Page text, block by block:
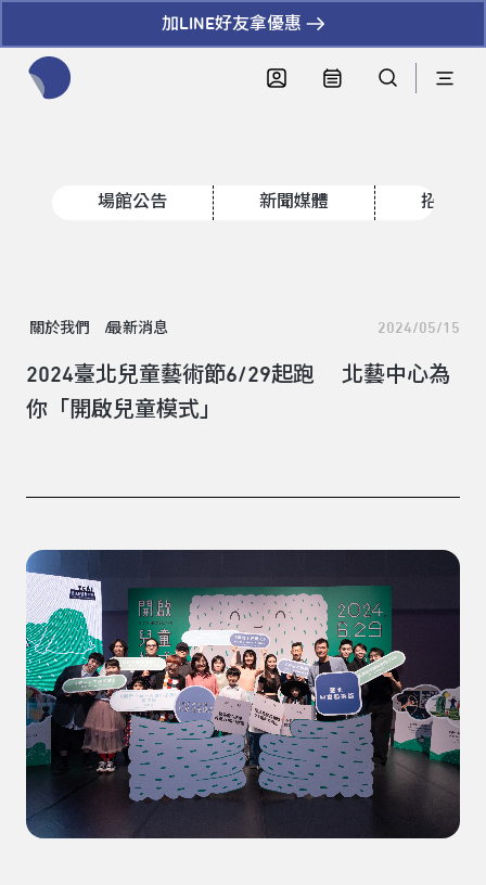
加LINE好友拿優惠
場館公告 新聞媒體 招標資
關於我們 最新消息 2024/05/15
2024臺北兒童藝術節6/29起跑 北藝中心為
你「開啟兒童模式」